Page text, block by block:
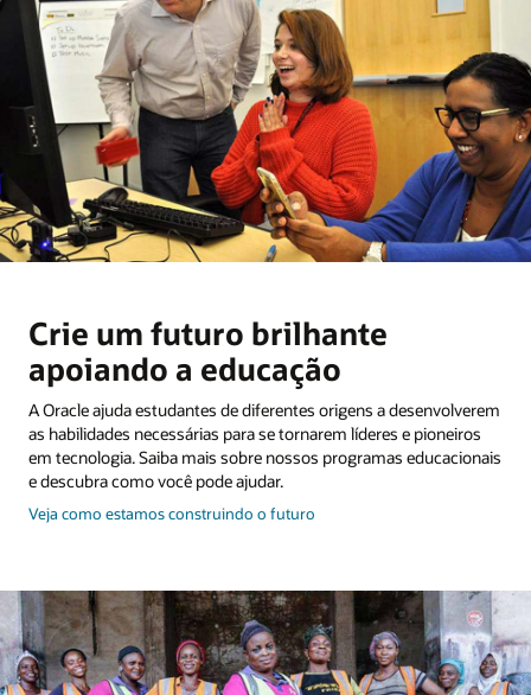
Crie um futuro brilhante
apoiando a educação
A Oracle ajuda estudantes de diferentes origens a desenvolverem
as habilidades necessárias para se tornarem líderes e pioneiros
em tecnologia. Saiba mais sobre nossos programas educacionais
e descubra como você pode ajudar.
Veja como estamos construindo o futuro
futuro